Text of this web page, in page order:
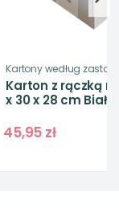
Kartony według
Karton z rączką
x 30 x 28 cm Biały
45,95 zł